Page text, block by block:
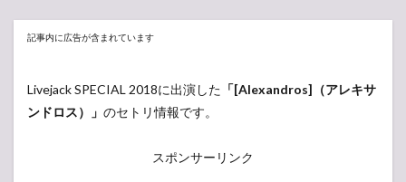
記事内に広告が含まれています
Livejack SPECIAL 2018に出演した 「[Alexandros]（アレキサ
ンドロス）」 のセトリ情報です。
スポンサーリンク